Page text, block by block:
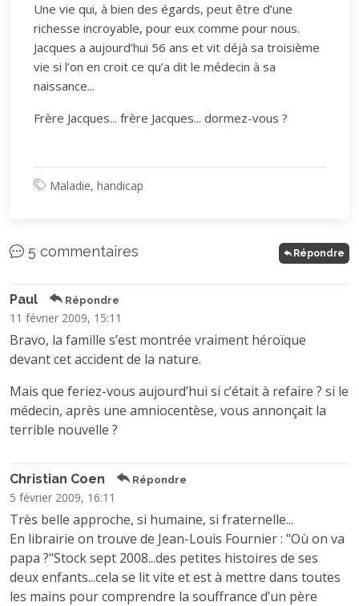
Une vie qui, à bien des égards, peut être d’une
richesse incroyable, pour eux comme pour nous.
Jacques a aujourd’hui 56 ans et vit déjà sa troisième
vie si l’on en croit ce qu’a dit le médecin à sa
naissance...
Frère Jacques... frère Jacques... dormez-vous ?
Maladie, handicap
5 commentaires Répondre
Paul Répondre
11 février 2009, 15:11
Bravo, la famille s’est montrée vraiment héroïque
devant cet accident de la nature.
Mais que feriez-vous aujourd’hui si c’était à refaire ? si le
médecin, après une amniocentèse, vous annonçait la
terrible nouvelle ?
Christian Coen Répondre
5 février 2009, 16:11
Très belle approche, si humaine, si fraternelle...
En librairie on trouve de Jean-Louis Fournier : "Où on va
papa ?"Stock sept 2008...des petites histoires de ses
deux enfants...cela se lit vite et est à mettre dans toutes
les mains pour comprendre la souffrance d’un père